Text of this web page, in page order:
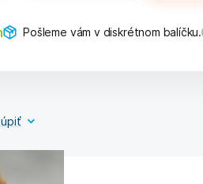
Pošleme vám v diskrétnom balíčku.